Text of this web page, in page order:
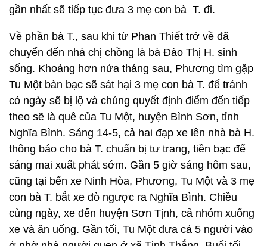
gần nhất sẽ tiếp tục đưa 3 mẹ con bà T. đi.
Về phần bà T., sau khi từ Phan Thiết trở về đã
chuyển đến nhà chị chồng là bà Đào Thị H. sinh
sống. Khoảng hơn nửa tháng sau, Phương tìm gặp
Tu Một bàn bạc sẽ sát hại 3 mẹ con bà T. để tránh
có ngày sẽ bị lộ và chúng quyết định điểm đến tiếp
theo sẽ là quê của Tu Một, huyện Bình Sơn, tỉnh
Nghĩa Bình. Sáng 14-5, cả hai đạp xe lên nhà bà H.
thông báo cho bà T. chuẩn bị tư trang, tiền bạc để
sáng mai xuất phát sớm. Gần 5 giờ sáng hôm sau,
cũng tại bến xe Ninh Hòa, Phương, Tu Một và 3 mẹ
con bà T. bắt xe đò ngược ra Nghĩa Bình. Chiều
cùng ngày, xe đến huyện Sơn Tịnh, cả nhóm xuống
xe và ăn uống. Gần tối, Tu Một đưa cả 5 người vào